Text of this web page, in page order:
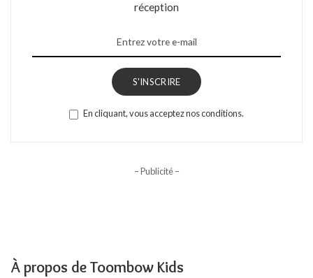
réception
S'INSCRIRE
En cliquant, vous acceptez nos conditions.
– Publicité –
À propos de Toombow Kids